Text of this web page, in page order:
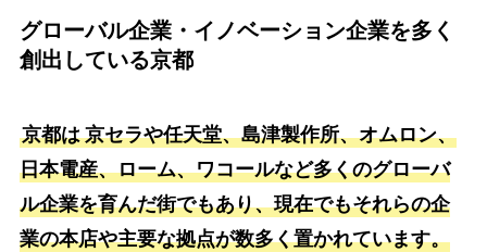
グローバル企業・イノベーション企業を多く
創出している京都
京都は 京セラや任天堂、島津製作所、オムロン、
日本電産、ローム、ワコールなど多くのグローバ
ル企業を育んだ街でもあり、現在でもそれらの企
業の本店や主要な拠点が数多く置かれています。